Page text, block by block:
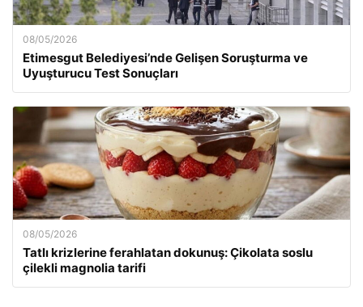
08/05/2026
Etimesgut Belediyesi’nde Gelişen Soruşturma ve
Uyuşturucu Test Sonuçları
08/05/2026
Tatlı krizlerine ferahlatan dokunuş: Çikolata soslu
çilekli magnolia tarifi